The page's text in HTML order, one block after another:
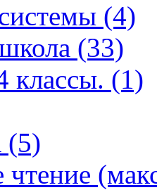
(4)
(33)
классы. (1)
(5)
чтение